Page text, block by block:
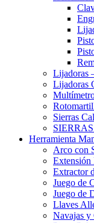
Lijadoras
Lijadoras
Sierras
Herramienta
Arco con
Extensión
Extractor
Juego de
Juego de
Llaves
Navajas y